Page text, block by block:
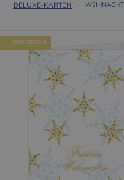
DELUXE-KARTEN
GOLDFOLIE